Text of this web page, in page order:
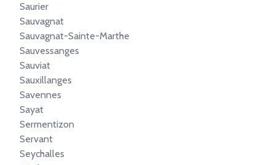
Saurier
Sauvagnat
Sauvagnat-Sainte-Marthe
Sauvessanges
Sauviat
Sauxillanges
Savennes
Sayat
Sermentizon
Servant
Seychalles